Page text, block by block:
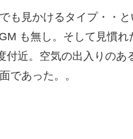
も見かけるタイプ・・
も無し。そして見慣
付近。空気の出入りのあ
であった。。